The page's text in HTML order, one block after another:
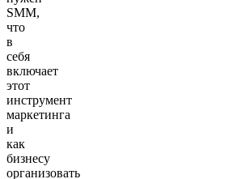
SMM,
что
в
себя
включает
этот
инструмент
маркетинга
и
как
бизнесу
организовать